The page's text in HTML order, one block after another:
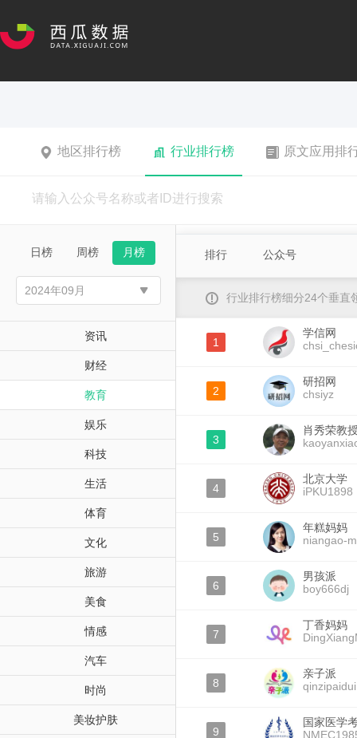
地区排行榜 行业排行榜 原文应用排
日榜 周榜 月榜
资讯
财经
教育
娱乐
科技
生活
体育
文化
旅游
美食
情感
汽车
时尚
美妆护肤
排行 公众号
行业排行榜细分24个垂直
1
学信网
2
研招网
chsiyz
3
肖秀荣教
4
北京大学
iPKU1898
5
年糕妈妈
niangao-
6
男孩派
boy666dj
7
丁香妈妈
8
亲子派
qinzipaidui
9
国家医学